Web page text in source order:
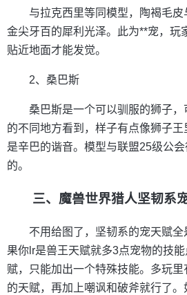
与拉克西里等同模型，陶褐毛
金尖牙百的犀利光泽。此为**宠，玩
贴近地面才能发觉。
2、桑巴斯
桑巴斯是一个可以驯服的狮子
的不同地方看到，样子有点像狮子
是辛巴的谐音。模型与联盟25级公
的。
三、魔兽世界猎人坚韧系
不用给图了，坚韧系的宠天赋
果你lr是兽王天赋就多3点宠物的技
赋，只能加出一个特殊技能。多玩
的天赋，再加上嘲讽和破斧就行了